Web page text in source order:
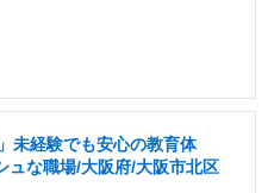
未経験でも安心の教育体
ュな職場/大阪府/大阪市北区